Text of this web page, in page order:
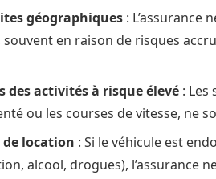
géographiques : L’assurance
en raison de risques
activités à risque élevé : Les
ou les courses de vitesse, ne
location : Si le véhicule est
alcool, drogues), l’assurance